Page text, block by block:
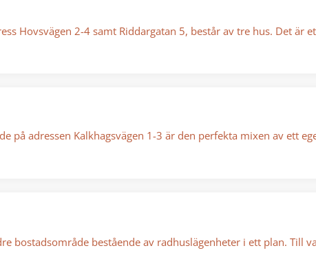
Hovsvägen 2-4 samt Riddargatan 5, består av tre hus. Det är
på adressen Kalkhagsvägen 1-3 är den perfekta mixen av ett
bostadsområde bestående av radhuslägenheter i ett plan. Till